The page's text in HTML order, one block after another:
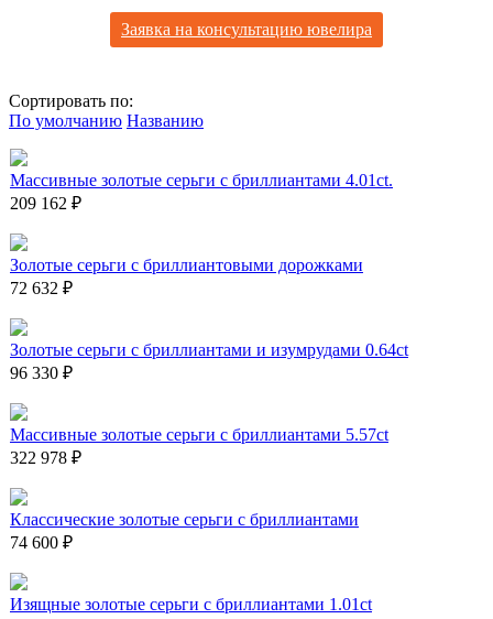
Заявка на консультацию ювелира
Сортировать по:
По умолчанию Названию
Массивные золотые серьги с бриллиантами 4.01ct.
209 162 ₽
Золотые серьги с бриллиантовыми дорожками
72 632 ₽
Золотые серьги с бриллиантами и изумрудами 0.64ct
96 330 ₽
Массивные золотые серьги с бриллиантами 5.57ct
322 978 ₽
Классические золотые серьги с бриллиантами
74 600 ₽
Изящные золотые серьги с бриллиантами 1.01ct